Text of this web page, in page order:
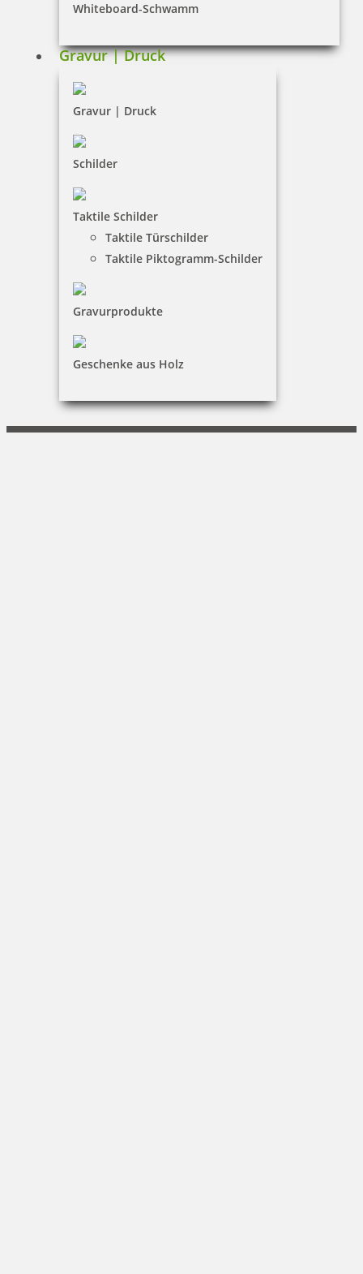
Whiteboard-Schwamm
Gravur | Druck
Gravur | Druck
Schilder
Taktile Schilder
Taktile Türschilder
Taktile Piktogramm-Schilder
Gravurprodukte
Geschenke aus Holz
Widerruf
Barrierefreiheit
Vertrag widerrufen
Mein Konto
KONTAKT
KINGKONG stempel
Alexander Resch
07931 - 96 80 349